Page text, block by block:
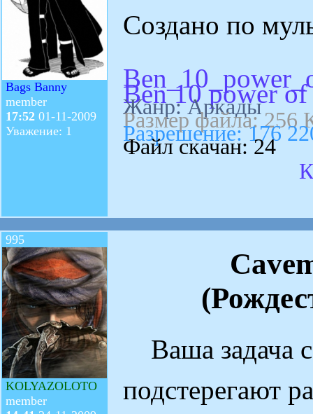
Bags Banny
member
17:52 01-11-2009
Уважение: 1
Создано по
Ben 10 power
Жанр: Аркады
Размер файла: 256
Разрешение: 176
Файл скачан: 24
995
KOLYAZOLOTO
member
Ваша задача
подстерегают